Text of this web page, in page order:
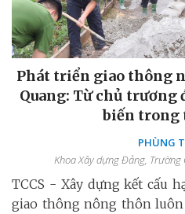
Phát triển giao thông
Quang: Từ chủ trương
biến trong
PHÙNG
Khoa Xây dựng Đảng, Trường
TCCS - Xây dựng kết cấu
giao thông nông thôn